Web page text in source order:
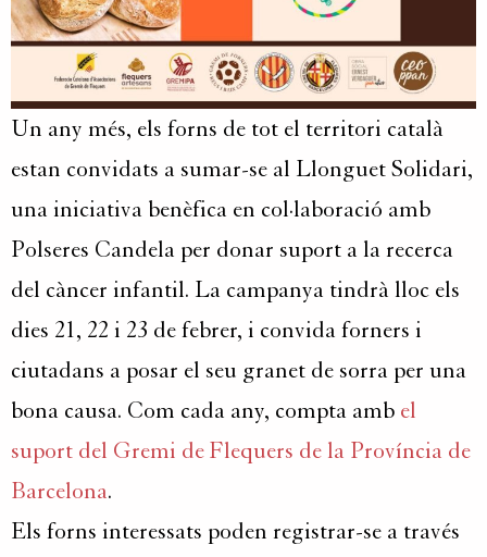
Un any més, els forns de tot el territori català
estan convidats a sumar-se al Llonguet Solidari,
una iniciativa benèfica en col·laboració amb
Polseres Candela per donar suport a la recerca
del càncer infantil. La campanya tindrà lloc els
dies 21, 22 i 23 de febrer, i convida forners i
ciutadans a posar el seu granet de sorra per una
bona causa. Com cada any, compta amb el
suport del Gremi de Flequers de la Província de
Barcelona.
Els forns interessats poden registrar-se a través